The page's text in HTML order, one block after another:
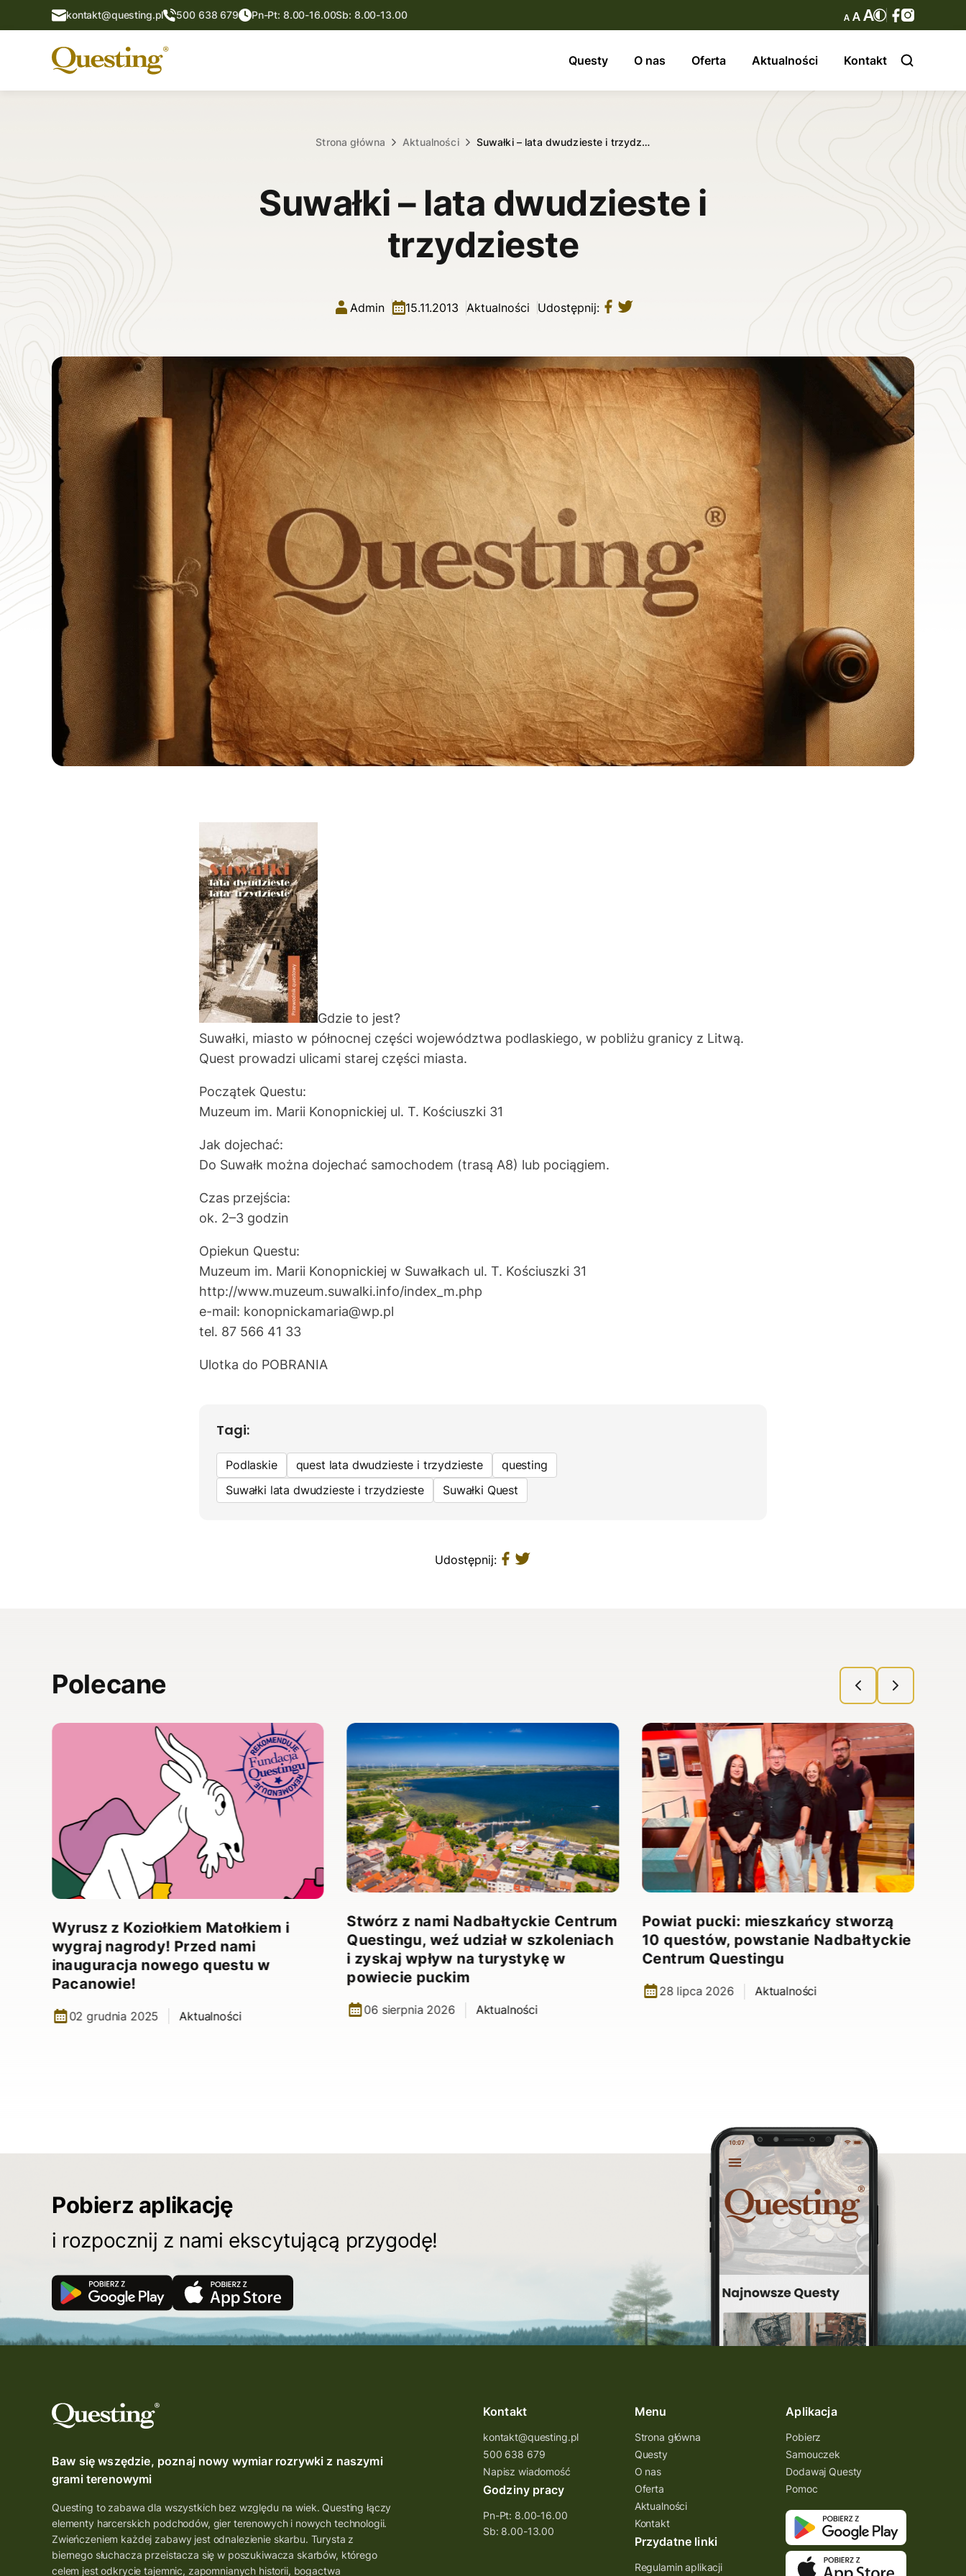
kontakt@questing.pl 500 638 679 Pn-Pt: 8.00-16.00Sb: 8.00-13.00
Questy O nas Oferta Aktualności Kontakt
O nas
Kontakt
Strona główna Aktualności Suwałki – lata dwudzieste i trzydz…
Suwałki – lata dwudzieste i
trzydzieste
Admin 15.11.2013 Aktualności Udostępnij:
Gdzie to jest?
Suwałki, miasto w północnej części województwa podlaskiego, w pobliżu granicy z Litwą.
Quest prowadzi ulicami starej części miasta.
Początek Questu:
Muzeum im. Marii Konopnickiej ul. T. Kościuszki 31
Jak dojechać:
Do Suwałk można dojechać samochodem (trasą A8) lub pociągiem.
Czas przejścia:
ok. 2–3 godzin
Opiekun Questu:
Muzeum im. Marii Konopnickiej w Suwałkach ul. T. Kościuszki 31
http://www.muzeum.suwalki.info/index_m.php
e-mail: konopnickamaria@wp.pl
tel. 87 566 41 33
Ulotka do POBRANIA
Tagi:
Podlaskie quest lata dwudzieste i trzydzieste
questing
Suwałki lata dwudzieste i trzydzieste
Suwałki Quest
Udostępnij:
Polecane
Wyrusz z Koziołkiem Matołkiem i
wygraj nagrody! Przed nami
inauguracja nowego questu w
Pacanowie!
02 grudnia 2025 Aktualności
Stwórz z nami Nadbałtyckie Centrum
Questingu, weź udział w szkoleniach
i zyskaj wpływ na turystykę w
powiecie puckim
06 sierpnia 2026 Aktualności
Powiat pucki: mieszkańcy stworzą
10 questów, powstanie Nadbałtyckie
Centrum Questingu
28 lipca 2026 Aktualności
Pobierz aplikację
i rozpocznij z nami ekscytującą przygodę!
Baw się wszędzie, poznaj nowy wymiar rozrywki z naszymi
grami terenowymi
Questing to zabawa dla wszystkich bez względu na wiek. Questing łączy
elementy harcerskich podchodów, gier terenowych i nowych technologii.
Zwieńczeniem każdej zabawy jest odnalezienie skarbu. Turysta z
biernego słuchacza przeistacza się w poszukiwacza skarbów, którego
celem jest odkrycie tajemnic, zapomnianych historii, bogactwa
Kontakt
kontakt@questing.pl
500 638 679
Napisz wiadomość
Godziny pracy
Pn-Pt: 8.00-16.00
Sb: 8.00-13.00
Menu
Strona główna
Questy
O nas
Oferta
Aktualności
Kontakt
Przydatne linki
Regulamin aplikacji
Aplikacja
Pobierz
Samouczek
Dodawaj Questy
Pomoc